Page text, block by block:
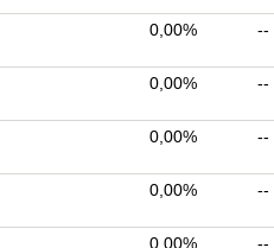
0,00% --
0,00% --
0,00% --
0,00% --
0,00% --